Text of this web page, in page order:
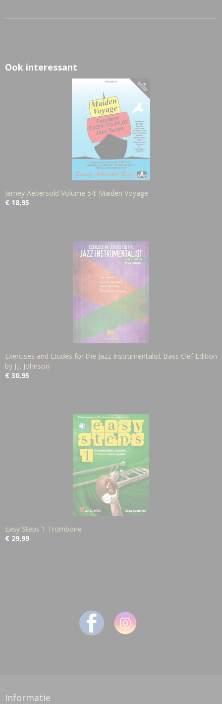
Ook interessant
Jamey Aebersold Volume 54: Maiden Voyage
€ 18,95
Exercises and Etudes for the Jazz Instrumentalist Bass Clef Edition
by J.J. Johnson
€ 30,95
Easy Steps 1 Trombone
€ 29,99
Informatie